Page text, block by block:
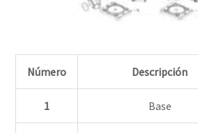
Número Descripción
1 Base